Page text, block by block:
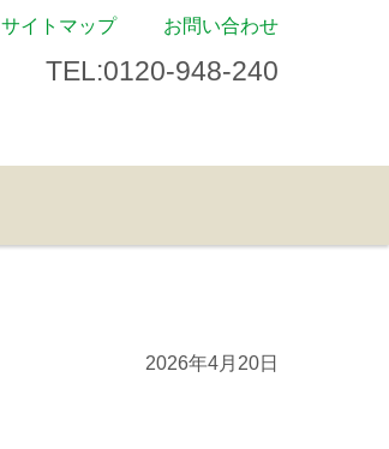
サイトマップ お問い合わせ
TEL:0120-948-240
2026年4月20日